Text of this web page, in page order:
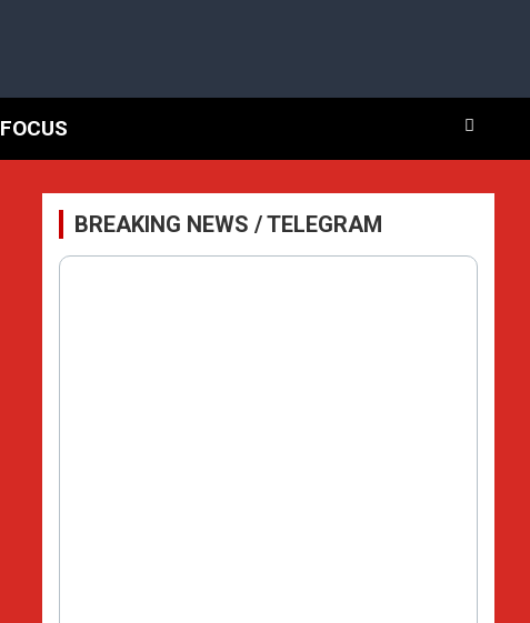
FOCUS
BREAKING NEWS / TELEGRAM